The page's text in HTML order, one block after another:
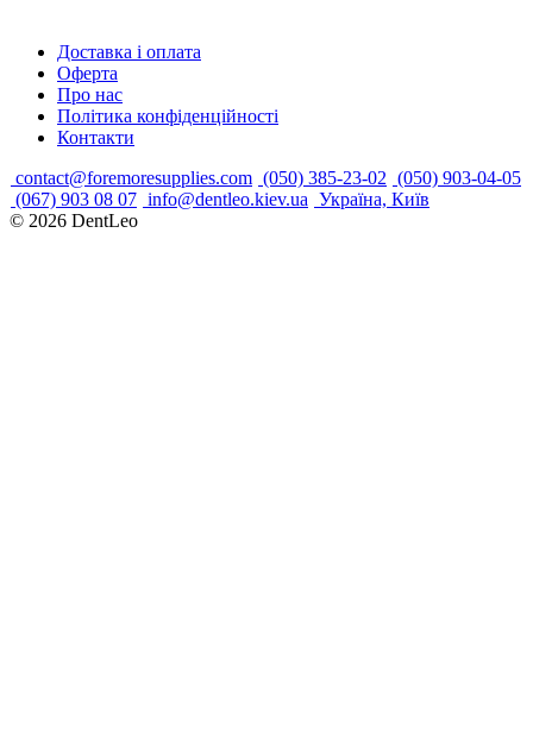
Доставка і оплата
Оферта
Про нас
Політика конфіденційності
Контакти
contact@foremoresupplies.com (050) 385-23-02 (050) 903-04-05
(067) 903 08 07 info@dentleo.kiev.ua Україна, Київ
© 2026 DentLeo